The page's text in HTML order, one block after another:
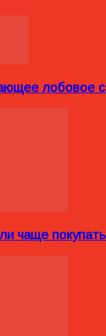
лобовое
чаще